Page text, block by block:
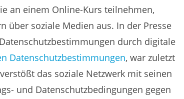
an einem Online-Kurs teilnehmen,
über soziale Medien aus. In der Presse
durch digitale
Datenschutzbestimmungen, war zuletzt
das soziale Netzwerk mit seinen
und Datenschutzbedingungen gegen